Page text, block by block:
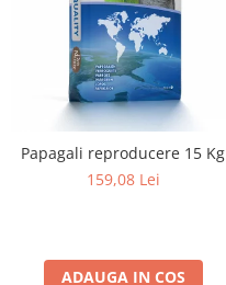
Papagali reproducere 15 Kg
159,08 Lei
ADAUGA IN COS